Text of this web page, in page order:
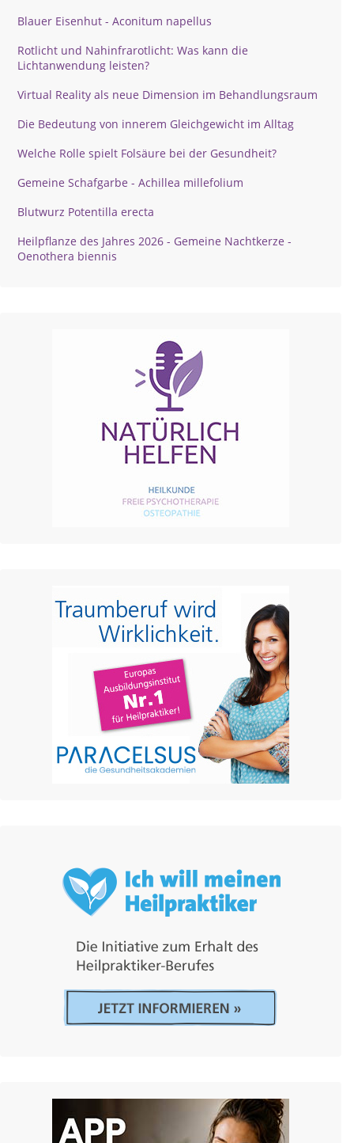
Blauer Eisenhut - Aconitum napellus
Rotlicht und Nahinfrarotlicht: Was kann die
Lichtanwendung leisten?
Virtual Reality als neue Dimension im Behandlungsraum
Die Bedeutung von innerem Gleichgewicht im Alltag
Welche Rolle spielt Folsäure bei der Gesundheit?
Gemeine Schafgarbe - Achillea millefolium
Blutwurz Potentilla erecta
Heilpflanze des Jahres 2026 - Gemeine Nachtkerze -
Oenothera biennis